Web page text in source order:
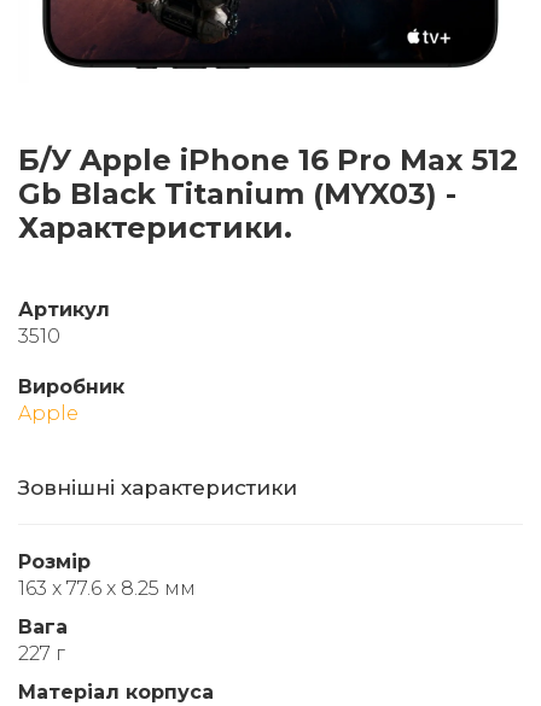
Б/У Apple iPhone 16 Pro Max 512
Gb Black Titanium (MYX03) -
Характеристики.
Артикул
3510
Виробник
Apple
Зовнішні характеристики
Розмір
163 x 77.6 x 8.25 мм
Вага
227 г
Матеріал корпуса